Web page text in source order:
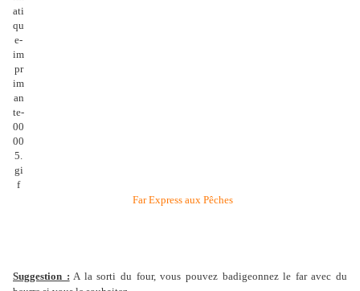
Far Express aux Pêches
Suggestion : A la sorti du four, vous pouvez badigeonnez le far avec du